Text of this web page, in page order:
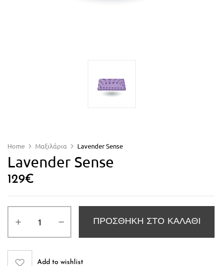
Home Μαξιλάρια Lavender Sense
Lavender Sense
129€
ΠΡΟΣΘΉΚΗ ΣΤΟ ΚΑΛΆΘΙ
Add to wishlist